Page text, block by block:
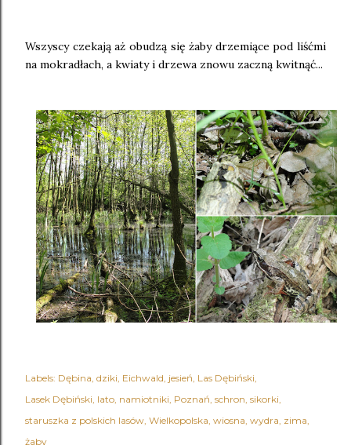
Wszyscy czekają aż obudzą się żaby drzemiące pod liśćmi
na mokradłach, a kwiaty i drzewa znowu zaczną kwitnąć...
Labels: Dębina dziki Eichwald jesień Las Dębiński
Lasek Dębiński lato namiotniki Poznań schron sikorki
staruszka z polskich lasów Wielkopolska wiosna wydra zima
żaby